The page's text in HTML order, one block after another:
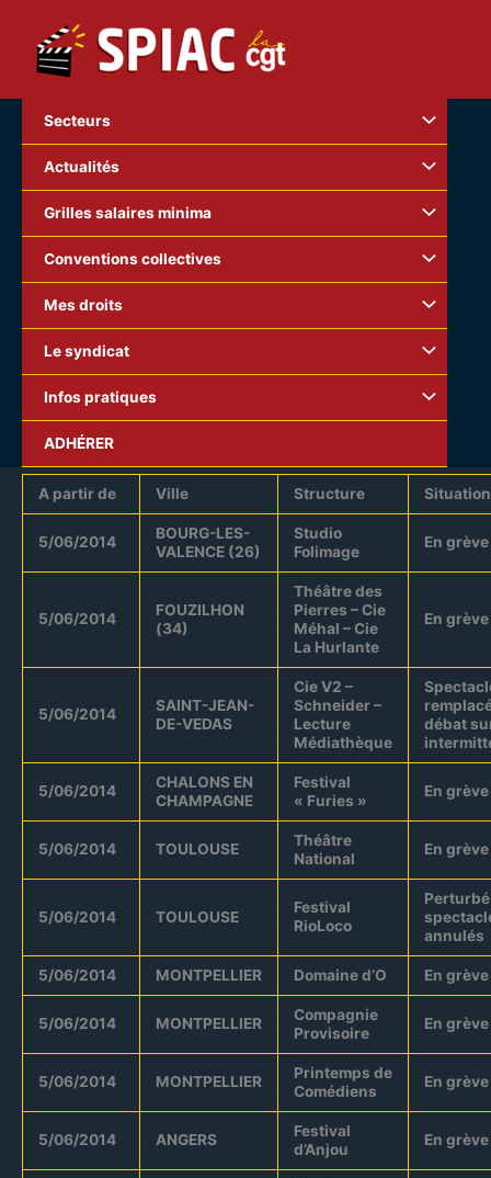
contenu
Secteurs
Actualités
Grilles salaires minima
Conventions collectives
Mes droits
Le syndicat
Infos pratiques
ADHÉRER
A partir de Ville Structure Situation
5/06/2014
BOURG-LES-
VALENCE (26)
Studio
Folimage
En grève
5/06/2014
FOUZILHON
(34)
Théâtre des
Pierres – Cie
Méhal – Cie
La Hurlante
En grève
5/06/2014
SAINT-JEAN-
DE-VEDAS
Cie V2 –
Schneider –
Lecture
Médiathèque
débat
5/06/2014
CHALONS EN
CHAMPAGNE
Festival
« Furies »
En grève
5/06/2014 TOULOUSE
Théâtre
National
En grève
5/06/2014 TOULOUSE
Festival
RioLoco
Perturbé
annulés
5/06/2014 MONTPELLIER Domaine d’O En grève
5/06/2014 MONTPELLIER
Compagnie
Provisoire
En grève
5/06/2014 MONTPELLIER
Printemps de
Comédiens
En grève
5/06/2014 ANGERS
Festival
d’Anjou
En grève